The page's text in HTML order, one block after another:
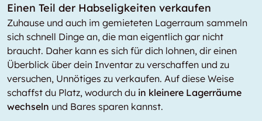
Einen Teil der Habseligkeiten verkaufen
Zuhause und auch im gemieteten Lagerraum sammeln
sich schnell Dinge an, die man eigentlich gar nicht
braucht. Daher kann es sich für dich lohnen, dir einen
Überblick über dein Inventar zu verschaffen und zu
versuchen, Unnötiges zu verkaufen. Auf diese Weise
schaffst du Platz, wodurch du in kleinere Lagerräume
wechseln und Bares sparen kannst.